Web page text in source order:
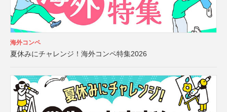
海外コンペ
夏休みにチャレンジ！海外コンペ特集2026